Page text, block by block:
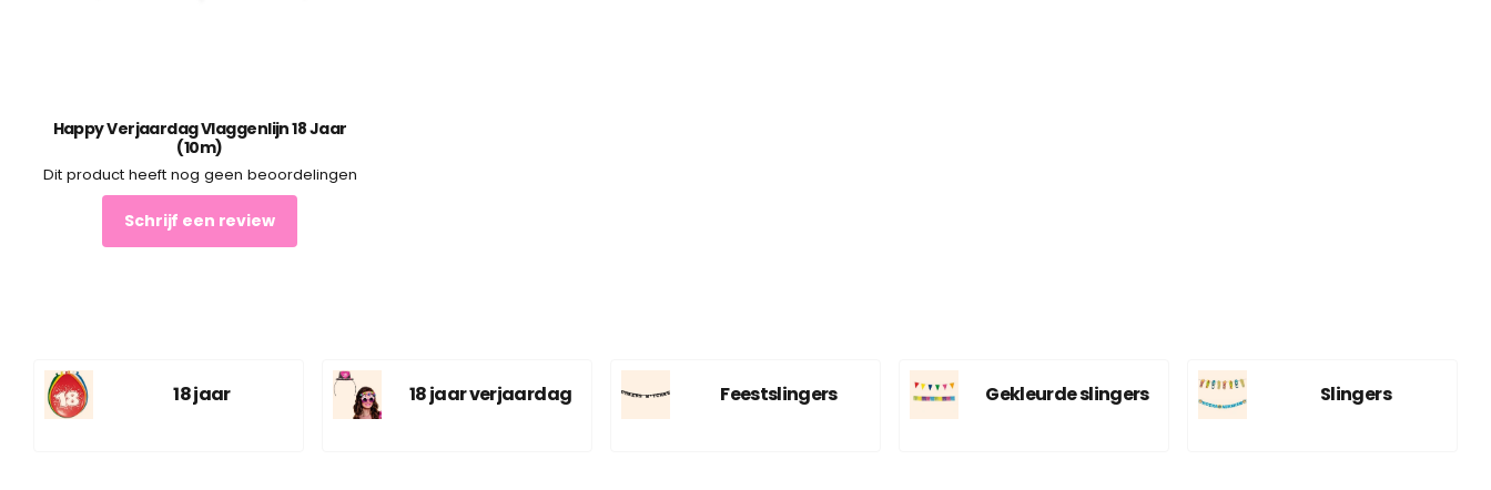
Happy Verjaardag Vlaggenlijn 18 Jaar
(10m)
Dit product heeft nog geen beoordelingen
Schrijf een review
18 jaar 18 jaar verjaardag Feestslingers Gekleurde slingers Slingers